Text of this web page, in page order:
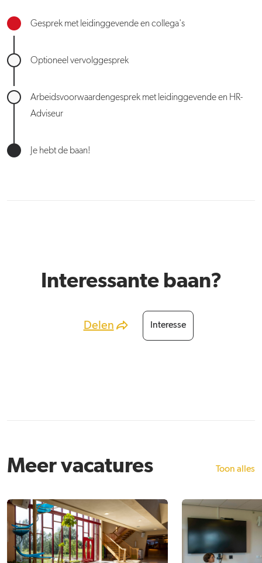
Gesprek met leidinggevende en collega's
Optioneel vervolggesprek
Arbeidsvoorwaardengesprek met leidinggevende en HR-
Adviseur
Je hebt de baan!
Interessante baan?
Delen Interesse
Meer vacatures Toon alles